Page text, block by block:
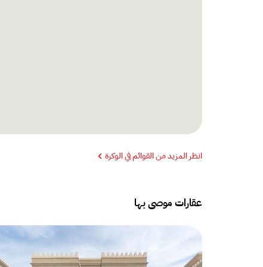
انظر المزيد من القوائم في الوكرة
عقارات موصى بها